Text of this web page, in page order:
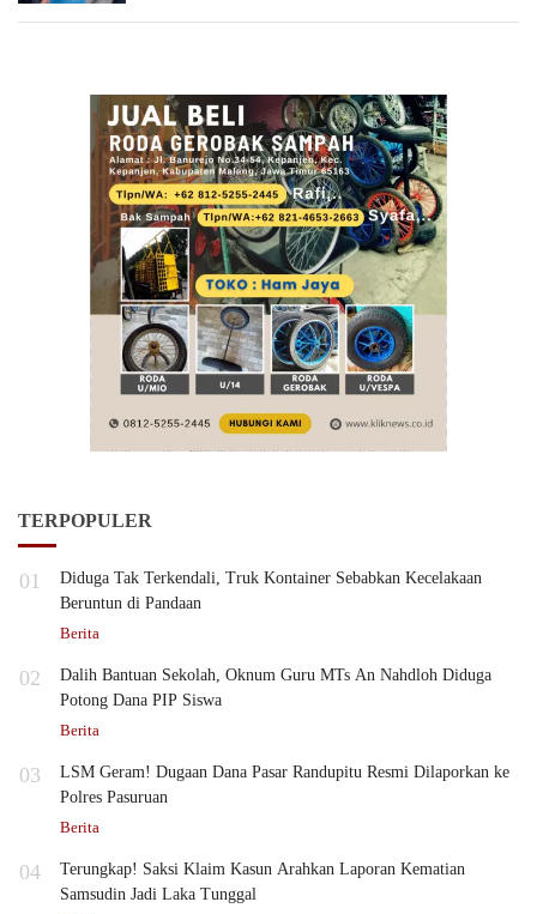
TERPOPULER
01
Diduga Tak Terkendali, Truk Kontainer Sebabkan Kecelakaan
Beruntun di Pandaan
Berita
02
Dalih Bantuan Sekolah, Oknum Guru MTs An Nahdloh Diduga
Potong Dana PIP Siswa
Berita
03
LSM Geram! Dugaan Dana Pasar Randupitu Resmi Dilaporkan ke
Polres Pasuruan
Berita
04
Terungkap! Saksi Klaim Kasun Arahkan Laporan Kematian
Samsudin Jadi Laka Tunggal